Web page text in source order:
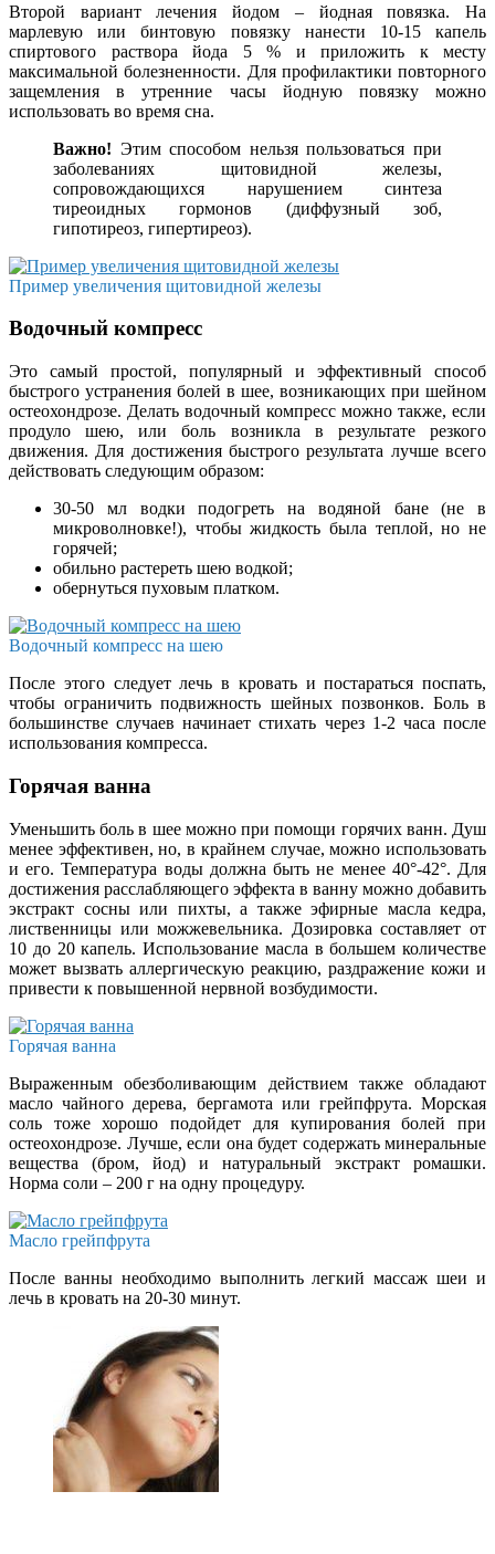
Второй вариант лечения йодом – йодная повязка. На
марлевую или бинтовую повязку нанести 10-15 капель
спиртового раствора йода 5 % и приложить к месту
максимальной болезненности. Для профилактики повторного
защемления в утренние часы йодную повязку можно
использовать во время сна.
Важно! Этим способом нельзя пользоваться при
заболеваниях щитовидной железы,
сопровождающихся нарушением синтеза
тиреоидных гормонов (диффузный зоб,
гипотиреоз, гипертиреоз).
Пример увеличения щитовидной железы
Водочный компресс
Это самый простой, популярный и эффективный способ
быстрого устранения болей в шее, возникающих при шейном
остеохондрозе. Делать водочный компресс можно также, если
продуло шею, или боль возникла в результате резкого
движения. Для достижения быстрого результата лучше всего
действовать следующим образом:
30-50 мл водки подогреть на водяной бане (не в
микроволновке!), чтобы жидкость была теплой, но не
горячей;
обильно растереть шею водкой;
обернуться пуховым платком.
Водочный компресс на шею
После этого следует лечь в кровать и постараться поспать,
чтобы ограничить подвижность шейных позвонков. Боль в
большинстве случаев начинает стихать через 1-2 часа после
использования компресса.
Горячая ванна
Уменьшить боль в шее можно при помощи горячих ванн. Душ
менее эффективен, но, в крайнем случае, можно использовать
и его. Температура воды должна быть не менее 40°-42°. Для
достижения расслабляющего эффекта в ванну можно добавить
экстракт сосны или пихты, а также эфирные масла кедра,
лиственницы или можжевельника. Дозировка составляет от
10 до 20 капель. Использование масла в большем количестве
может вызвать аллергическую реакцию, раздражение кожи и
привести к повышенной нервной возбудимости.
Горячая ванна
Выраженным обезболивающим действием также обладают
масло чайного дерева, бергамота или грейпфрута. Морская
соль тоже хорошо подойдет для купирования болей при
остеохондрозе. Лучше, если она будет содержать минеральные
вещества (бром, йод) и натуральный экстракт ромашки.
Норма соли – 200 г на одну процедуру.
Масло грейпфрута
После ванны необходимо выполнить легкий массаж шеи и
лечь в кровать на 20-30 минут.